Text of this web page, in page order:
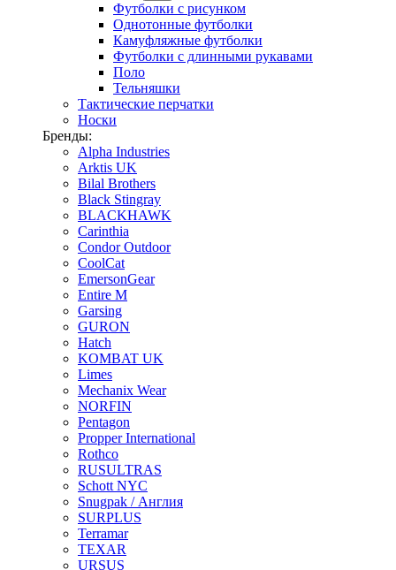
Футболки с рисунком
Однотонные футболки
Камуфляжные футболки
Футболки с длинными рукавами
Поло
Тельняшки
Тактические перчатки
Носки
Бренды:
Alpha Industries
Arktis UK
Bilal Brothers
Black Stingray
BLACKHAWK
Carinthia
Condor Outdoor
CoolCat
EmersonGear
Entire M
Garsing
GURON
Hatch
KOMBAT UK
Limes
Mechanix Wear
NORFIN
Pentagon
Propper International
Rothco
RUSULTRAS
Schott NYC
Snugpak / Англия
SURPLUS
Terramar
TEXAR
URSUS